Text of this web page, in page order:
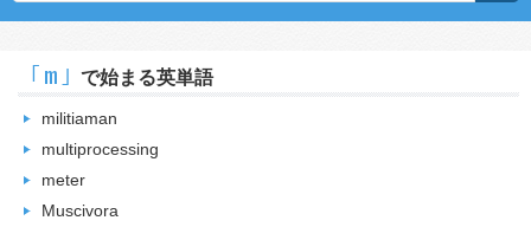
｢m｣ で始まる英単語
militiaman
multiprocessing
meter
Muscivora